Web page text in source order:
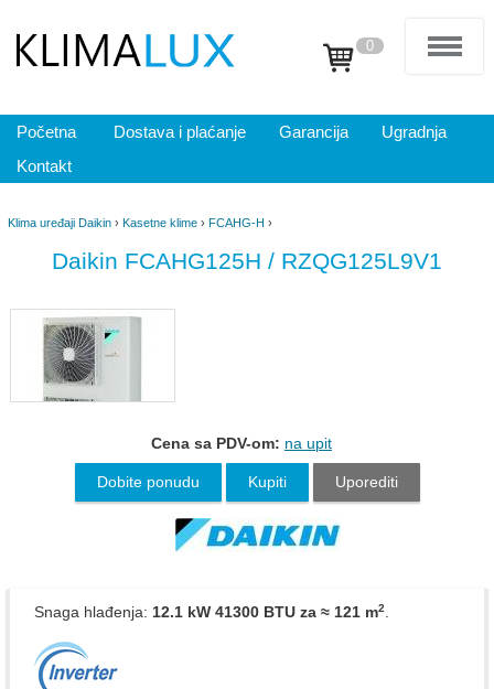
0
Početna Dostava i plaćanje Garancija
Ugradnja
Kontakt
Klima uređaji Daikin › Kasetne klime › FCAHG-H ›
Daikin FCAHG125H / RZQG125L9V1
Cena sa PDV-om: na upit
Dobite ponudu Kupiti Uporediti
Snaga hlađenja: 12.1 kW 41300 BTU za ≈ 121 m2.